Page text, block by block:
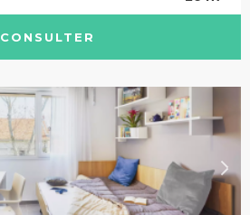
CONSULTER